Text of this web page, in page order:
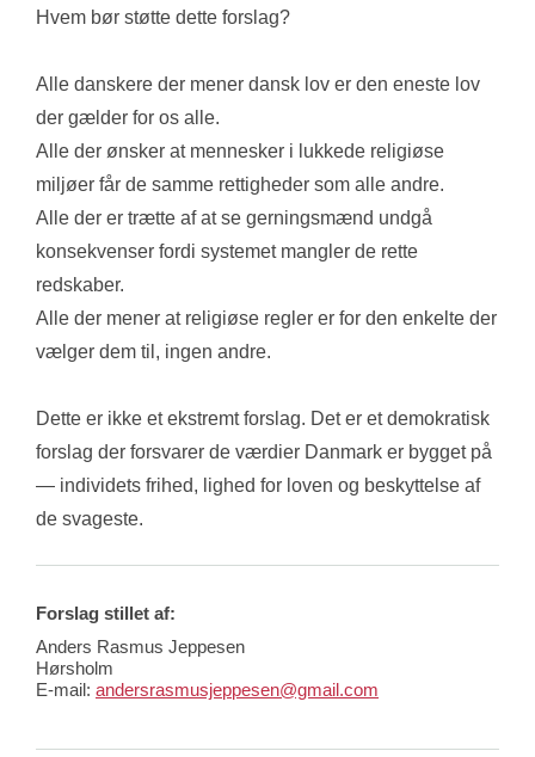
Hvem bør støtte dette forslag?
Alle danskere der mener dansk lov er den eneste lov
der gælder for os alle.
Alle der ønsker at mennesker i lukkede religiøse
miljøer får de samme rettigheder som alle andre.
Alle der er trætte af at se gerningsmænd undgå
konsekvenser fordi systemet mangler de rette
redskaber.
Alle der mener at religiøse regler er for den enkelte der
vælger dem til, ingen andre.
Dette er ikke et ekstremt forslag. Det er et demokratisk
forslag der forsvarer de værdier Danmark er bygget på
— individets frihed, lighed for loven og beskyttelse af
de svageste.
Forslag stillet af:
Anders Rasmus Jeppesen
Hørsholm
E-mail: andersrasmusjeppesen@gmail.com